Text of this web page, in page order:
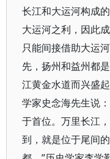
长江和大运河构成
大运河之利，因此
只能间接借助大运
先，扬州和益州都
江黄金水道而兴盛
学家史念海先生说
于首位。万里长江
到，就是位于尾间